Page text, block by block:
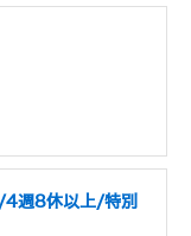
4週8休以上/特別